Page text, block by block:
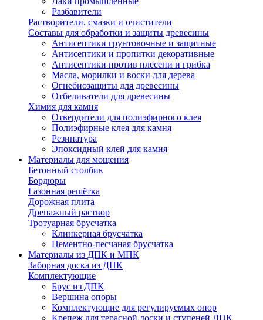
Разбавители
Растворители, смазки и очистители
Составы для обработки и защиты древесины
Антисептики грунтовочные и защитные
Антисептики и пропитки декоративные
Антисептики против плесени и грибка
Масла, морилки и воски для дерева
Огнебиозащиты для древесины
Отбеливатели для древесины
Химия для камня
Отвердители для полиэфирного клея
Полиэфирные клея для камня
Резинатура
Эпоксидный клей для камня
Материалы для мощения
Бетонный столбик
Бордюры
Газонная решётка
Дорожная плита
Дренажный раствор
Тротуарная брусчатка
Клинкерная брусчатка
Цементно-песчаная брусчатка
Материалы из ДПК и МПК
Заборная доска из ДПК
Комплектующие
Брус из ДПК
Вершина опоры
Комплектующие для регулируемых опор
Крепеж для терасной доски и ступеней ДПК